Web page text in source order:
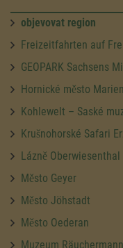
objevovat region
Freizeitfahrten auf
GEOPARK Sachsens
Hornické město
Kohlewelt – Saské
Krušnohorské Safari
Lázně Oberwiesenthal
Město Geyer
Město Jöhstadt
Město Oederan
Muzeum